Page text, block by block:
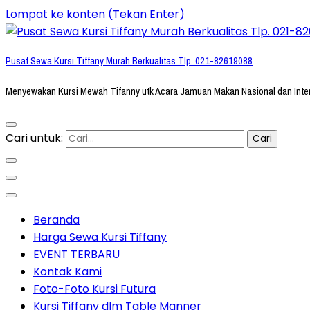
Lompat ke konten (Tekan Enter)
Pusat Sewa Kursi Tiffany Murah Berkualitas Tlp. 021-82619088
Menyewakan Kursi Mewah Tifanny utk Acara Jamuan Makan Nasional dan
Cari untuk:
Beranda
Harga Sewa Kursi Tiffany
EVENT TERBARU
Kontak Kami
Foto-Foto Kursi Futura
Kursi Tiffany dlm Table Manner